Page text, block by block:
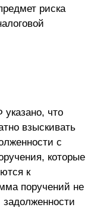
риска
что
взыскивать
с
которые
к
поручений не